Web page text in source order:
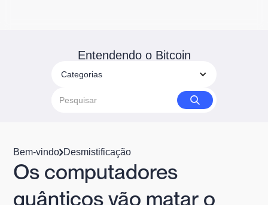
Entendendo o Bitcoin
Categorias
Bem-vindo Desmistificação
Os computadores
quânticos vão matar o